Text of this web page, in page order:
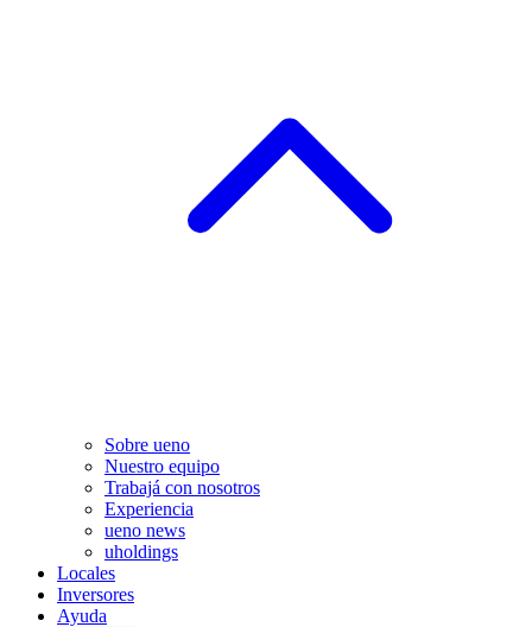
Sobre ueno
Nuestro equipo
Trabajá con nosotros
Experiencia
ueno news
uholdings
Locales
Inversores
Ayuda